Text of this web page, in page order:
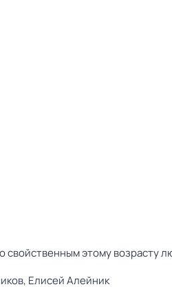
свойственным этому возрасту
Елисей Алейник